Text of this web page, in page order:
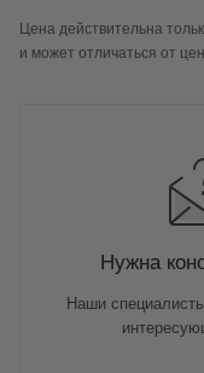
Цена действительна
и может отличаться от
Нужна
Наши